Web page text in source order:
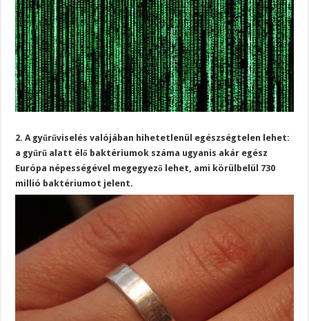
2. A gyűrűviselés valójában hihetetlenül egészségtelen lehet:
a gyűrű alatt élő baktériumok száma ugyanis akár egész
Európa népességével megegyező lehet, ami körülbelül 730
millió baktériumot jelent.